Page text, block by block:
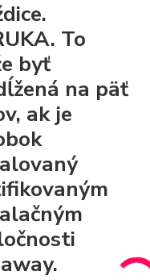
To
byť
na päť
ak je